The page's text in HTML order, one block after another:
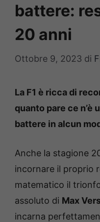
battere:
20 anni
Ottobre 9, 2023 di
La F1 è ricca di
quanto pare ce n’è
battere in alcun
Anche la stagione
incornare il proprio
matematico il
assoluto di Max
incarna